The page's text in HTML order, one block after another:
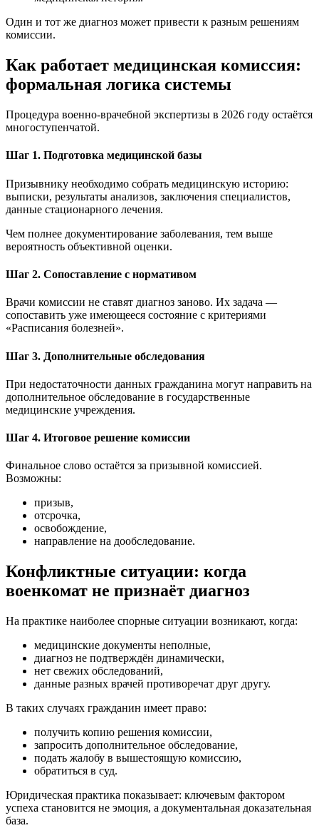
Один и тот же диагноз может привести к разным решениям
комиссии.
Как работает медицинская комиссия:
формальная логика системы
Процедура военно-врачебной экспертизы в 2026 году остаётся
многоступенчатой.
Шаг 1. Подготовка медицинской базы
Призывнику необходимо собрать медицинскую историю:
выписки, результаты анализов, заключения специалистов,
данные стационарного лечения.
Чем полнее документирование заболевания, тем выше
вероятность объективной оценки.
Шаг 2. Сопоставление с нормативом
Врачи комиссии не ставят диагноз заново. Их задача —
сопоставить уже имеющееся состояние с критериями
«Расписания болезней».
Шаг 3. Дополнительные обследования
При недостаточности данных гражданина могут направить на
дополнительное обследование в государственные
медицинские учреждения.
Шаг 4. Итоговое решение комиссии
Финальное слово остаётся за призывной комиссией.
Возможны:
призыв,
отсрочка,
освобождение,
направление на дообследование.
Конфликтные ситуации: когда
военкомат не признаёт диагноз
На практике наиболее спорные ситуации возникают, когда:
медицинские документы неполные,
диагноз не подтверждён динамически,
нет свежих обследований,
данные разных врачей противоречат друг другу.
В таких случаях гражданин имеет право:
получить копию решения комиссии,
запросить дополнительное обследование,
подать жалобу в вышестоящую комиссию,
обратиться в суд.
Юридическая практика показывает: ключевым фактором
успеха становится не эмоция, а документальная доказательная
база.